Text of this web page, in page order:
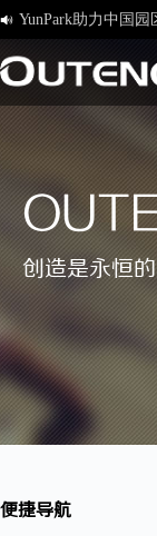

YunPark助力中国
创造一流品牌 打造
创造是永恒
便捷导航